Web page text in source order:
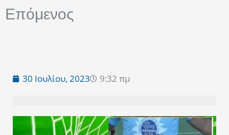
Επόμενος
30 Ιουλίου, 2023 9:32 πμ